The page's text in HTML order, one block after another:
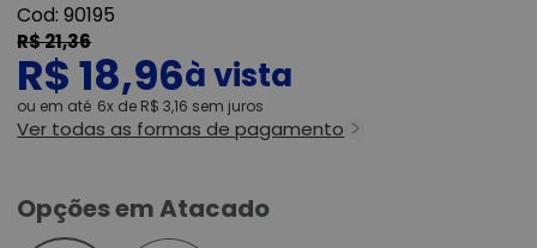
90195
R$ 21,36
R$ 18,96
ou 6x de R$ 3,16 sem juros
Ver todas as formas de pagamento
Opções em Atacado